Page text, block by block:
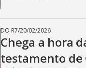
DO R7/20/02/2026
Chega a hora
testamento de